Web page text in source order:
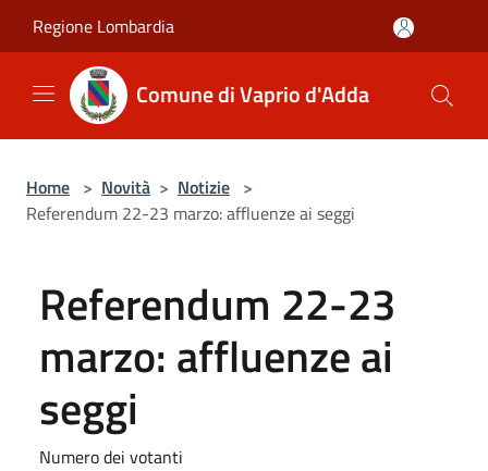
Regione Lombardia
Comune di Vaprio d'Adda
Home > Novità > Notizie >
Referendum 22-23 marzo: affluenze ai seggi
Referendum 22-23
marzo: affluenze ai
seggi
Numero dei votanti